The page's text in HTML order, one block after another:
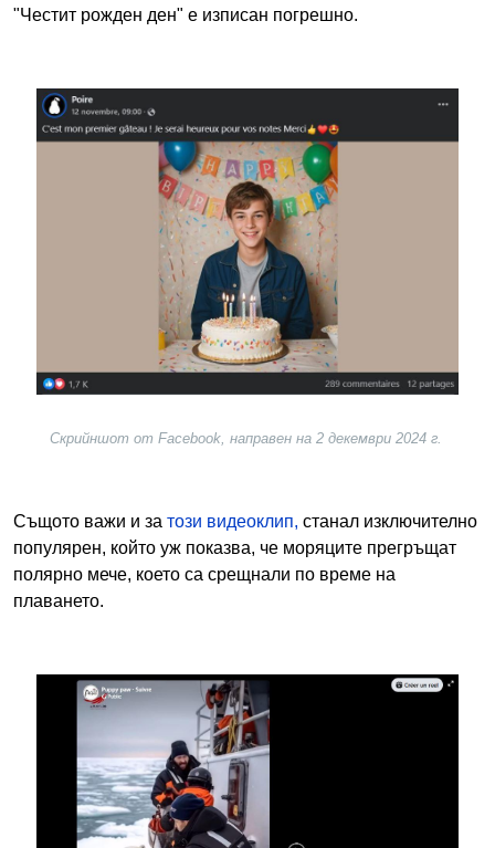
"Честит рожден ден" е изписан погрешно.
Image
Скрийншот от Facebook, направен на 2 декември 2024 г.
Същото важи и за този видеоклип, станал изключително
популярен, който уж показва, че моряците прегръщат
полярно мече, което са срещнали по време на
плаването.